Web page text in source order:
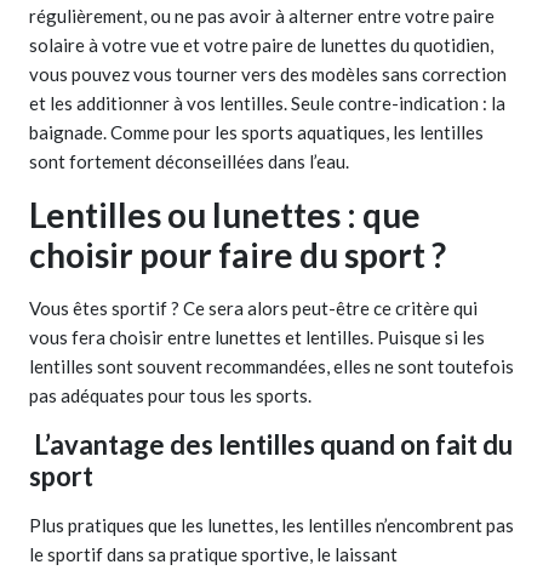
régulièrement, ou ne pas avoir à alterner entre votre paire
solaire à votre vue et votre paire de lunettes du quotidien,
vous pouvez vous tourner vers des modèles sans correction
et les additionner à vos lentilles. Seule contre-indication : la
baignade. Comme pour les sports aquatiques, les lentilles
sont fortement déconseillées dans l’eau.
Lentilles ou lunettes : que
choisir pour faire du sport ?
Vous êtes sportif ? Ce sera alors peut-être ce critère qui
vous fera choisir entre lunettes et lentilles. Puisque si les
lentilles sont souvent recommandées, elles ne sont toutefois
pas adéquates pour tous les sports.
L’avantage des lentilles quand on fait du
sport
Plus pratiques que les lunettes, les lentilles n’encombrent pas
le sportif dans sa pratique sportive, le laissant